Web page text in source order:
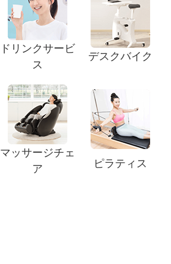
ドリンクサービ
ス
デスクバイク
マッサージチェ
ア
ピラティス